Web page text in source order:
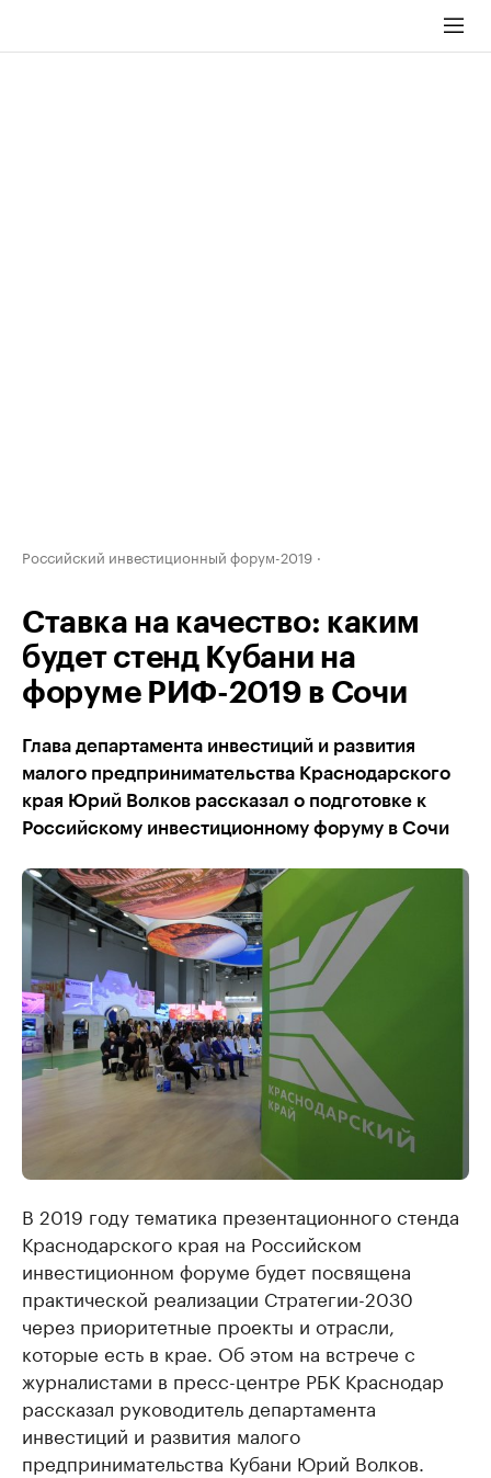
Российский инвестиционный форум-2019
Ставка на качество: каким
будет стенд Кубани на
форуме РИФ-2019 в Сочи
Глава департамента инвестиций и развития
малого предпринимательства Краснодарского
края Юрий Волков рассказал о подготовке к
Российскому инвестиционному форуму в Сочи
В 2019 году тематика презентационного стенда
Краснодарского края на Российском
инвестиционном форуме будет посвящена
практической реализации Стратегии-2030
через приоритетные проекты и отрасли,
которые есть в крае. Об этом на встрече с
журналистами в пресс-центре РБК Краснодар
рассказал руководитель департамента
инвестиций и развития малого
предпринимательства Кубани Юрий Волков.